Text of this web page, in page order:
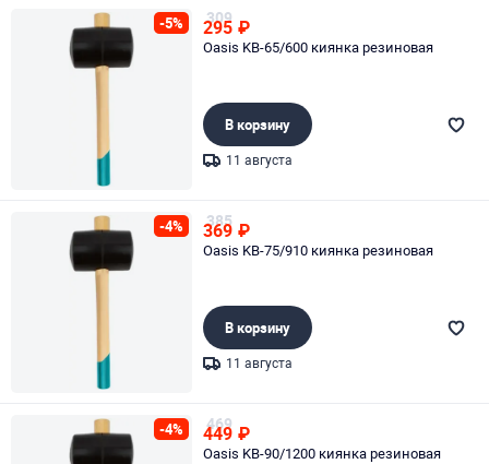
-5% 309
295 ₽
Oasis KB-65/600 киянка резиновая
В корзину
11 августа
-4% 385
369 ₽
Oasis KB-75/910 киянка резиновая
В корзину
11 августа
-4% 469
449 ₽
Oasis KB-90/1200 киянка резиновая